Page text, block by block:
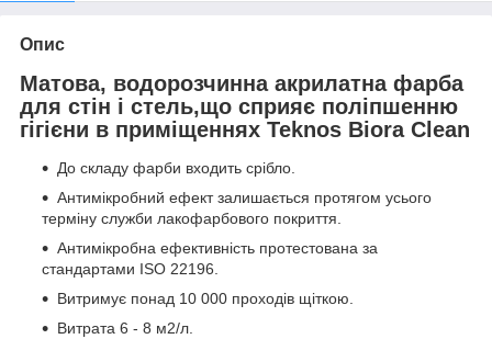
Опис
Матова, водорозчинна акрилатна фарба
для стін і стель,що сприяє поліпшенню
гігієни в приміщеннях Teknos Biora Clean
До складу фарби входить срібло.
Антимікробний ефект залишається протягом усього
терміну служби лакофарбового покриття.
Антимікробна ефективність протестована за
стандартами ISO 22196.
Витримує понад 10 000 проходів щіткою.
Витрата 6 - 8 м2/л.